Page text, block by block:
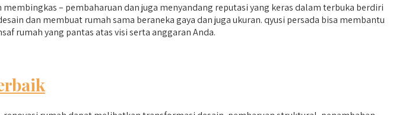
– pembaharuan dan juga menyandang reputasi yang keras dalam terbuka berdiri
dan membuat rumah sama beraneka gaya dan juga ukuran. qyusi persada bisa membantu
rumah yang pantas atas visi serta anggaran Anda.